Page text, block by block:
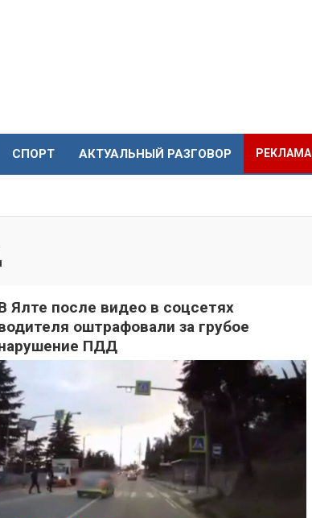
СПОРТ АКТУАЛЬНЫЙ РАЗГОВОР РЕКЛАМА
Ялте после видео в соцсетях
оштрафовали за грубое
ПДД